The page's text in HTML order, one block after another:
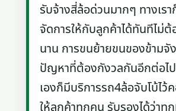
รับจ้างสี่ล้อด่วนมากๆ ทางเรา
จัดการให้กับลูกค้าได้ทันทีไม่
นาน การขนย้ายขนของข้ามจั
ปัญหาที่ต้องกังวลกันอีกต่อไป
เองก็มีบริการรถ4ล้อจับโบ้ไว้
ให้ลูกค้าทุกคน รับรองได้ว่าทุก